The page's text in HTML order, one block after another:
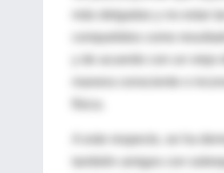
más delgadas y no estar
compartidos como
y de acuerdo con un
manera consciente o
A este respecto, se ha
también amigos con